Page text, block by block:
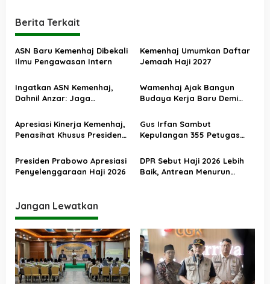
a
s
i
o
s
Berita Terkait
ASN Baru Kemenhaj Dibekali
Ilmu Pengawasan Intern
Kemenhaj Umumkan Daftar
Jemaah Haji 2027
Ingatkan ASN Kemenhaj,
Dahnil Anzar: Jaga
Menjadikan Jemaah
sebagai Komoditas
Wamenhaj Ajak Bangun
Budaya Kerja Baru Demi
Jemaah
Apresiasi Kinerja Kemenhaj,
Penasihat Khusus Presiden
Penyelenggaraan Haji
Berjalan Baik
Gus Irfan Sambut
Kepulangan 355 Petugas
Presiden Prabowo Apresiasi
Penyelenggaraan Haji 2026
DPR Sebut Haji 2026 Lebih
Baik, Antrean Menurun
Jangan Lewatkan